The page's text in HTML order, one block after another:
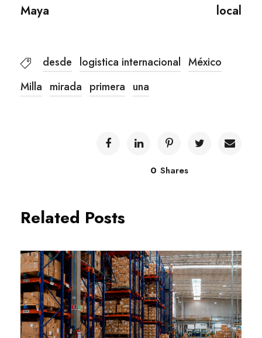
Maya
local
desde logistica internacional México
Milla mirada primera una
0 Shares
Related Posts